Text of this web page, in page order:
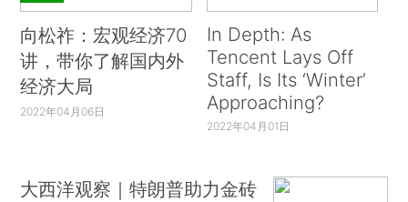
向松祚：宏观经济70
讲，带你了解国内外
经济大局
2022年04月06日
In Depth: As
Tencent Lays Off
Staff, Is Its ‘Winter’
Approaching?
2022年04月01日
大西洋观察｜特朗普助力金砖